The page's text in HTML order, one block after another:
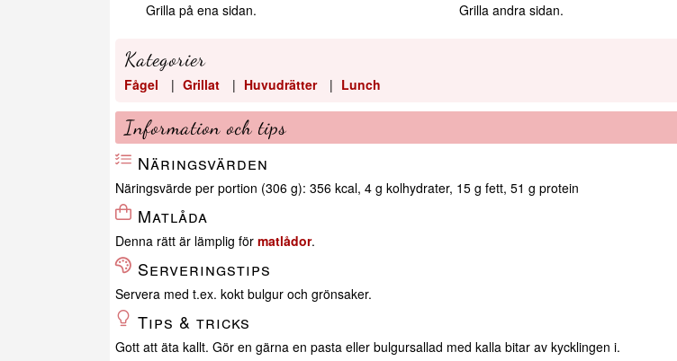
Grilla på ena sidan. Grilla andra sidan.
Kategorier
Fågel | Grillat | Huvudrätter | Lunch
Information och tips
Näringsvärden
Näringsvärde per portion (306 g): 356 kcal, 4 g kolhydrater, 15 g fett, 51 g protein
Matlåda
Denna rätt är lämplig för matlådor.
Serveringstips
Servera med t.ex. kokt bulgur och grönsaker.
Tips & tricks
Gott att äta kallt. Gör en gärna en pasta eller bulgursallad med kalla bitar av kycklingen i.